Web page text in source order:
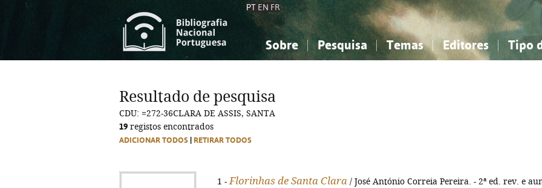
PT EN FR
Sobre Pesquisa Temas
Ciências sociais...
Editores Tipo
Ciências sociais...
Resultado de pesquisa
CDU: =272-36CLARA DE ASSIS, SANTA
19 registos encontrados
ADICIONAR TODOS RETIRAR TODOS
1 - Florinhas de Santa Clara / José António Correia Pereira. - 2ª ed. rev. e